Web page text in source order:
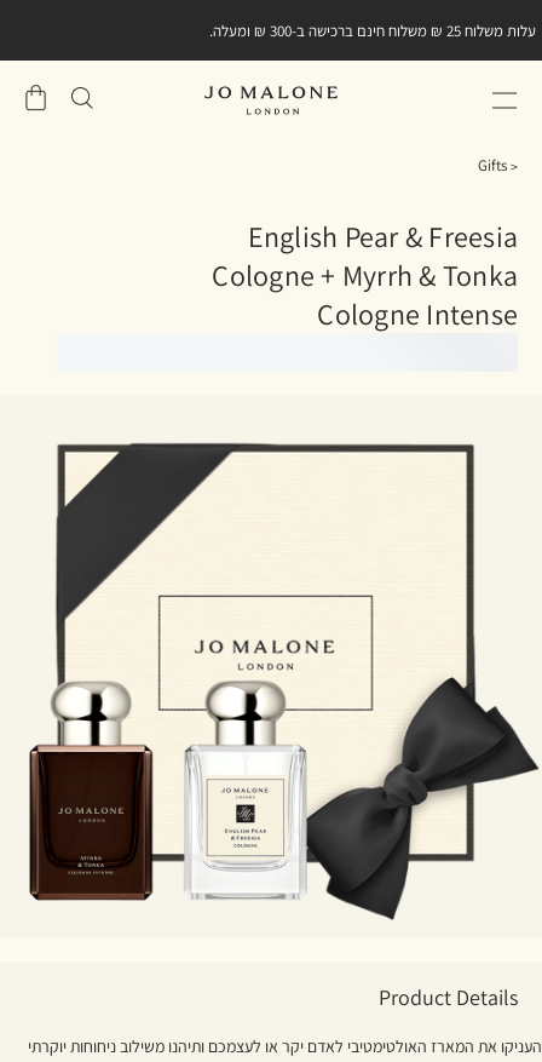
עלות משלוח 25 ₪ משלוח חינם ברכישה ב-300 ₪ ומעלה.
שֶׁלִי
Gifts
English Pear & Freesia
Cologne + Myrrh & Tonka
Cologne Intense
Product Details
העניקו את המארז האולטימטיבי לאדם יקר או לעצמכם ותיהנו משילוב ניחוחות יוקרתי